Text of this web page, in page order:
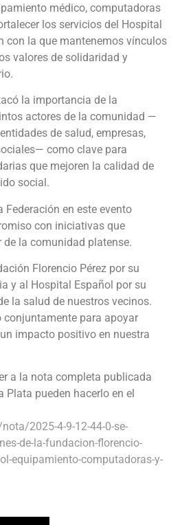
médico, computadoras
los servicios del Hospital
con la que mantenemos vínculos
valores de solidaridad y
la importancia de la
actores de la comunidad —
de salud, empresas,
como clave para
que mejoren la calidad de
social.
Federación en este evento
con iniciativas que
de la comunidad platense.
Florencio Pérez por su
y al Hospital Español por su
la salud de nuestros vecinos.
para apoyar
impacto positivo en nuestra
a la nota completa publicada
Plata pueden hacerlo en el
2025-4-9-12-44-0-se-
de-la-fundacion-florencio-
equipamiento-computadoras-y-